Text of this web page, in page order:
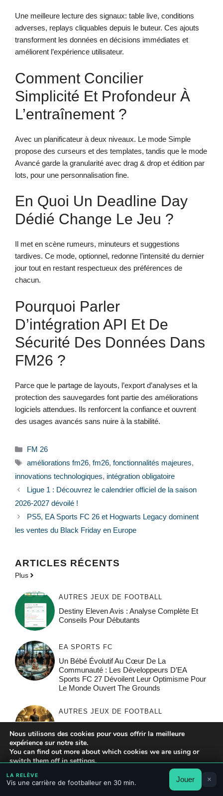
Une meilleure lecture des signaux: table live, conditions
adverses, replays cliquables depuis le buteur. Ces ajouts
transforment les données en décisions immédiates et
améliorent l’expérience utilisateur.
Comment Concilier
Simplicité Et Profondeur À
L’entraînement ?
Avec un planificateur à deux niveaux. Le mode Simple
propose des curseurs et des templates, tandis que le mode
Avancé garde la granularité avec drag & drop et édition par
lots, pour une personnalisation fine.
En Quoi Un Deadline Day
Dédié Change Le Jeu ?
Il met en scène rumeurs, minuteurs et suggestions
tardives. Ce mode, optionnel, redonne l’intensité du dernier
jour tout en restant respectueux des préférences de
chacun.
Pourquoi Parler
D’intégration API Et De
Sécurité Des Données Dans
FM26 ?
Parce que le partage de layouts, l’export d’analyses et la
protection des sauvegardes font partie des améliorations
logiciels attendues. Ils renforcent la confiance et ouvrent
des usages avancés sans nuire à la stabilité.
Catégories
FM 26
Étiquettes
améliorations fm26, fm26, fonctionnalités majeures,
innovations technologiques, intégration obligatoire
Ligue 1 : Découvrez le calendrier officiel de la saison
2026-2027 dévoilé !
PS5, EA Sports FC 26 et Hogwarts Legacy dominent
les ventes du Black Friday en Europe
ARTICLES RÉCENTS
Plus
AUTRES JEUX DE FOOTBALL
Destiny Eleven Avis : Analyse Complète Et
Conseils Pour Débutants
EA SPORTS FC
Un Bébé Évolutif Au Cœur De La
Communauté : Les Développeurs D’EA
Sports FC 27 Dévoilent Leur Optimisme Pour
Le Monde Ouvert The Grounds
AUTRES JEUX DE FOOTBALL
Combinaisons De Choix Pour Réussir Votre
Carrière
EA Sports FC 27 En Avant-Première : Entre
Réalisme Poussé Et Communauté
Nous utilisons des cookies pour vous offrir la meilleure
expérience sur notre site.
You can find out more about which cookies we are using or
switch them off insettings.
Accepter Rejeter Réglages
LA RELÈVE
Vis une carrière de footballeur en 30 min. Jouer ×